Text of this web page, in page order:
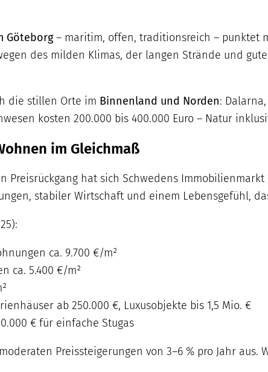
Göteborg– maritim, offen, traditionsreich – punktet
des milden Klimas, der langen Strände und
die stillen Orte im Binnenland und Norden:
kosten 200.000 bis 400.000 Euro – Natur
im Gleichmaß
Preisrückgang hat sich Schwedens
stabiler Wirtschaft und einem Lebensgefühl,
ca. 9.700 €/m²
ca. 5.400 €/m²
ab 250.000 €, Luxusobjekte bis 1,5 Mio. €
€ für einfache Stugas
Preissteigerungen von 3–6 % pro Jahr